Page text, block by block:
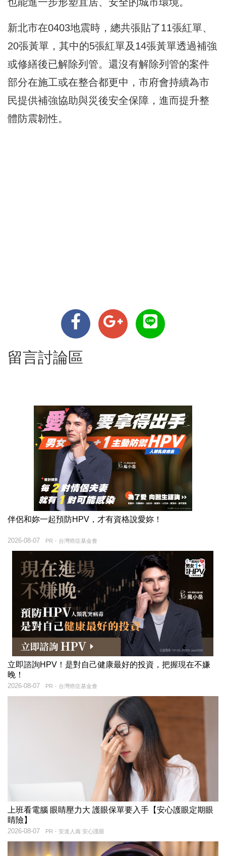
新北市在0403地震時，總共張貼了11張紅單、
20張黃單，其中的5張紅單及14張黃單透過補強
或修繕後已解除列管。還沒有解除列管的案件
部分在施工或在整合都更中，市府會持續為市
民提供補強協助與災後安全保障，進而提升整
體防震韌性。
留言討論區
伴侶和妳一起預防HPV，才有資格說愛妳！
PR・台灣癌症基金會
2026-08-07
立即諮詢HPV！是對自己健康最好的投資，把握現在不嫌
晚！
PR・台灣癌症基金會
2026-08-07
上班看電腦 眼睛壓力大 護眼保單要入手【安心護眼定期眼
睛險】
PR・安達人壽 安心護眼
2026-08-07